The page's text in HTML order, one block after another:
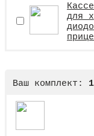
для
Ваш комплект: 1